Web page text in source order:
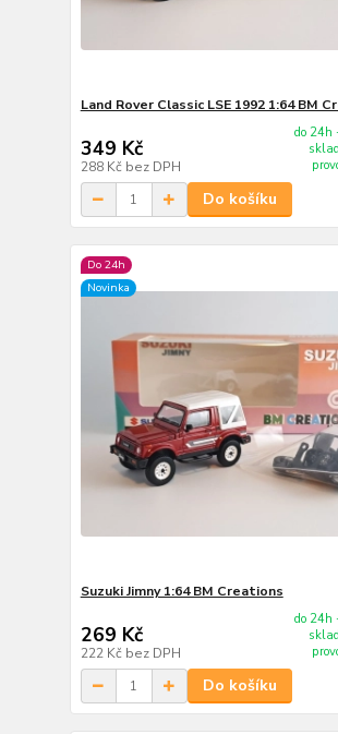
Land Rover Classic LSE 1992 1:64 BM
349 Kč
288 Kč bez DPH
do 24h
Do košíku
Do 24h
Novinka
Suzuki Jimny 1:64 BM Creations
269 Kč
222 Kč bez DPH
do 24h
Do košíku